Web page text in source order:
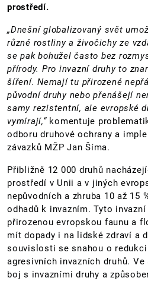
prostředí.
„Dnešní globalizovaný svět
různé rostliny a živočichy ze
se pak bohužel často bez
přírody. Pro invazní druhy to
šíření. Nemají tu přirozené
původní druhy nebo přenášejí
samy rezistentní, ale evropské
vymírají,“ komentuje
odboru druhové ochrany a
závazků MŽP Jan Šíma.
Přibližně 12 000 druhů
prostředí v Unii a v jiných
nepůvodních a zhruba 10 až 15
odhadů k invazním. Tyto
přirozenou evropskou faunu a
mít dopady i na lidské zdraví a
souvislosti se snahou o
agresivních invazních druhů.
boj s invazními druhy a